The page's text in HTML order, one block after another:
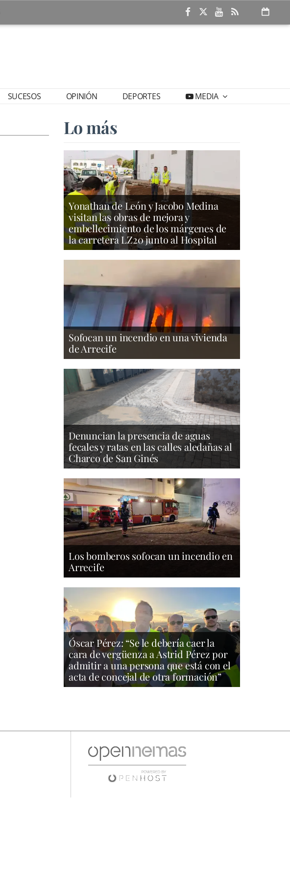
SUCESOS OPINIÓN DEPORTES MEDIA
Lo más
Yonathan de León y Jacobo Medina
visitan las obras de mejora y
embellecimiento de los márgenes de
la carretera LZ20 junto al Hospital
Sofocan un incendio en una vivienda
de Arrecife
Denuncian la presencia de aguas
fecales y ratas en las calles aledañas al
Charco de San Ginés
Los bomberos sofocan un incendio en
Arrecife
Óscar Pérez: “Se le debería caer la
cara de vergüenza a Astrid Pérez por
admitir a una persona que está con el
acta de concejal de otra formación”